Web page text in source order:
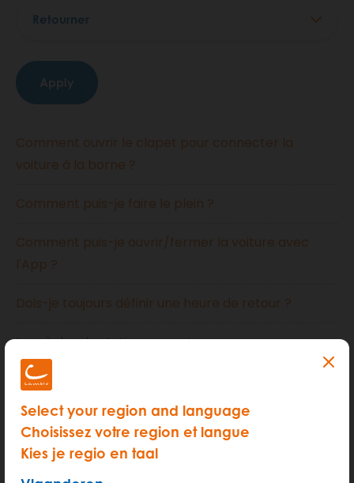
Select your region and language
Choisissez votre region et langue
Kies je regio en taal
Comment ouvrir le clapet pour connecter la
voiture à la borne ?
Comment puis-je faire le plein ?
Comment puis-je ouvrir/fermer la voiture avec
l'App ?
Dois-je toujours définir une heure de retour ?
Les règles de stationnement
Puis-je prolonger, raccourcir ou annuler une
réservation ?
Que faire si ma place de parking cambio est
occupée ?